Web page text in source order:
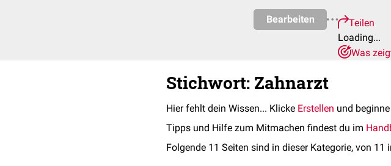
Bearbeiten
Teilen
Loading...
Was
Stichwort: Zahnarzt
Hier fehlt dein Wissen... Klicke Erstellen und
Tipps und Hilfe zum Mitmachen findest du im
Folgende 11 Seiten sind in dieser Kategorie, von 11